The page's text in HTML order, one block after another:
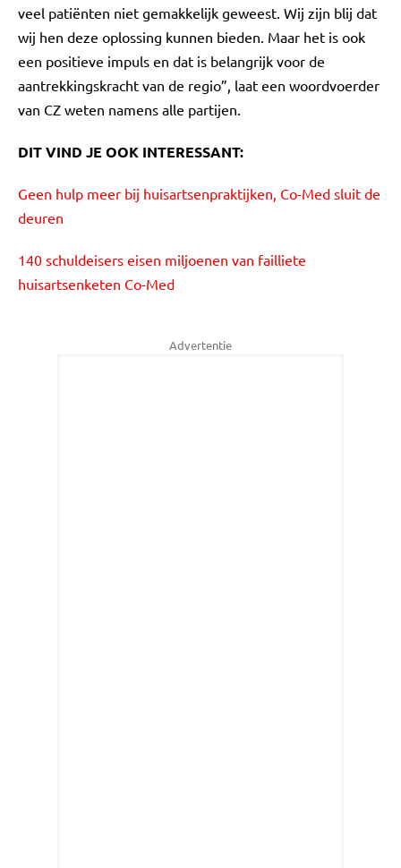
veel patiënten niet gemakkelijk geweest. Wij zijn blij dat
wij hen deze oplossing kunnen bieden. Maar het is ook
een positieve impuls en dat is belangrijk voor de
aantrekkingskracht van de regio”, laat een woordvoerder
van CZ weten namens alle partijen.
DIT VIND JE OOK INTERESSANT:
Geen hulp meer bij huisartsenpraktijken, Co-Med sluit de
deuren
140 schuldeisers eisen miljoenen van failliete
huisartsenketen Co-Med
Advertentie